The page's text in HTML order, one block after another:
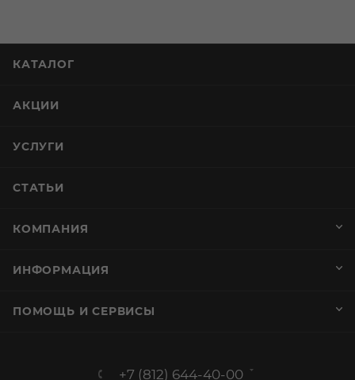
КАТАЛОГ
АКЦИИ
УСЛУГИ
СТАТЬИ
КОМПАНИЯ
ИНФОРМАЦИЯ
ПОМОЩЬ И СЕРВИСЫ
+7 (812) 644-40-00